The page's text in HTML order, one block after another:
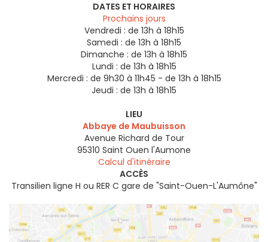
DATES ET HORAIRES
Prochains jours
Vendredi : de 13h à 18h15
Samedi : de 13h à 18h15
Dimanche : de 13h à 18h15
Lundi : de 13h à 18h15
Mercredi : de 9h30 à 11h45 - de 13h à 18h15
Jeudi : de 13h à 18h15
LIEU
Abbaye de Maubuisson
Avenue Richard de Tour
95310 Saint Ouen l'Aumone
Calcul d'itinéraire
ACCÈS
Transilien ligne H ou RER C gare de "Saint-Ouen-L'Aumône"